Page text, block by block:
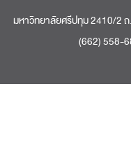
มหาวิทยาลัยศรีปทุม 2410/2
(662) 558-